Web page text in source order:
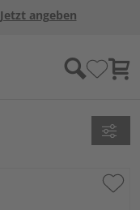
Jetzt angeben